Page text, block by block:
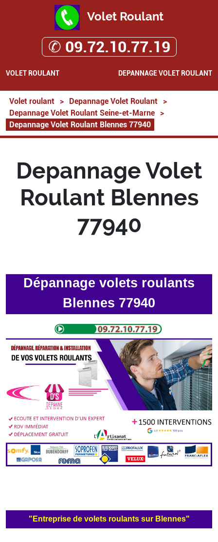
Volet Roulant
✆ 09.72.10.77.19
VOLET ROULANT DEPANNAGE VOLET ROULANT
Volet roulant > Depannage Volet Roulant
>
Depannage Volet Roulant Seine-et-Marne
>
Depannage Volet Roulant Blennes 77940
Depannage Volet
Roulant Blennes
77940
Dépannage volets roulants
Blennes 77940
"Entreprise de volets roulants sur Blennes"